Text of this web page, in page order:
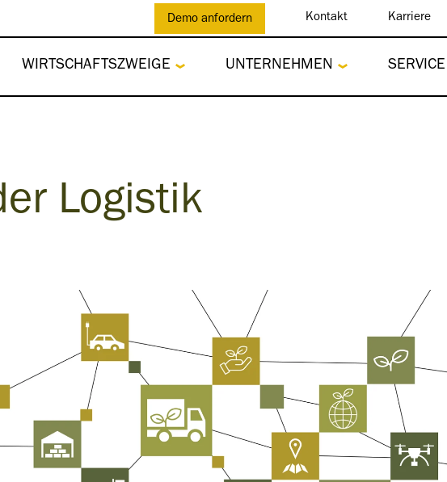
Demo anfordern Kontakt Karriere
WIRTSCHAFTSZWEIGE UNTERNEHMEN SERVICE
Logistik